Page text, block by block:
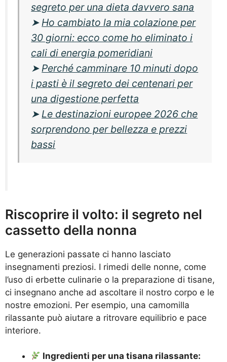
segreto per una dieta davvero sana
➤Ho cambiato la mia colazione per
30 giorni: ecco come ho eliminato i
cali di energia pomeridiani
➤Perché camminare 10 minuti dopo
i pasti è il segreto dei centenari per
una digestione perfetta
➤Le destinazioni europee 2026 che
sorprendono per bellezza e prezzi
bassi
Riscoprire il volto: il segreto nel
cassetto della nonna
Le generazioni passate ci hanno lasciato
insegnamenti preziosi. I rimedi delle nonne, come
l’uso di erbette culinarie o la preparazione di tisane,
ci insegnano anche ad ascoltare il nostro corpo e le
nostre emozioni. Per esempio, una camomilla
rilassante può aiutare a ritrovare equilibrio e pace
interiore.
Ingredienti per una tisana rilassante: